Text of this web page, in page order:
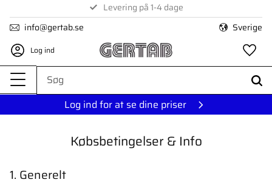
Menu
Levering på 1-4 dage
info@gertab.se
Sverige
Log ind
Log ind for at se dine priser
Købsbetingelser & Info
1. Generelt